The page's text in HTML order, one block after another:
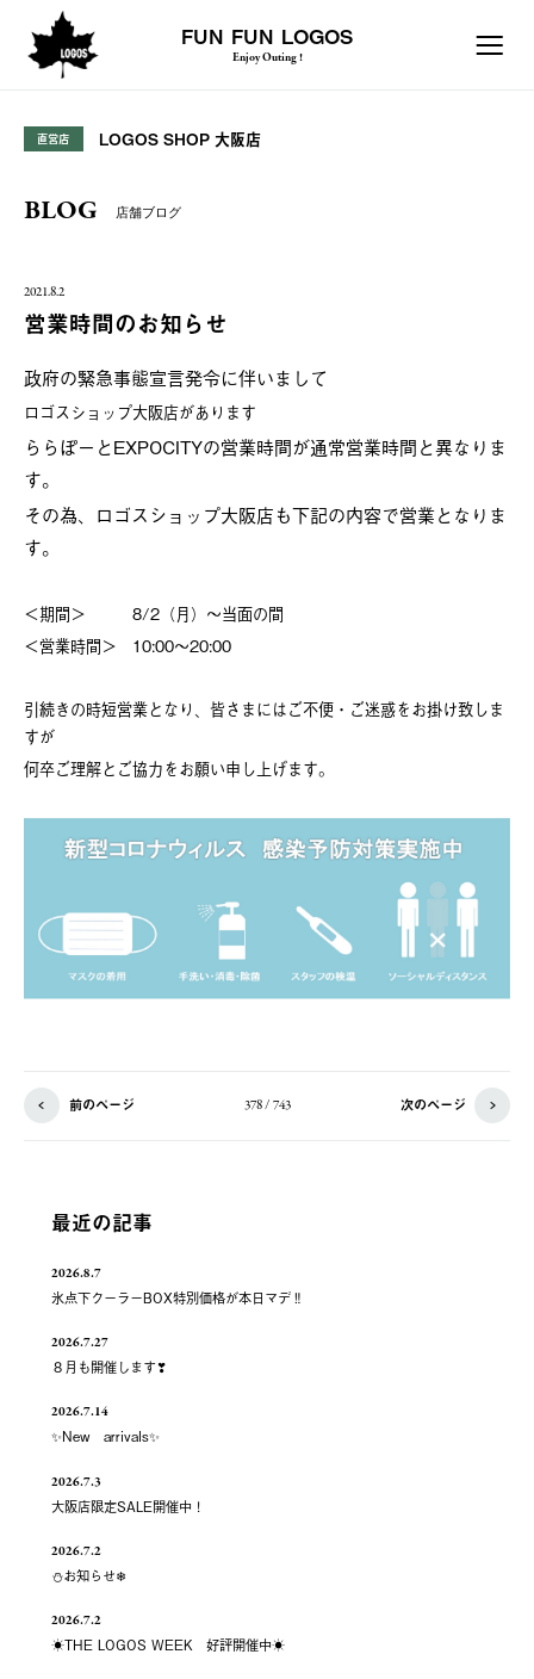
FUN FUN LOGOS
Enjoy Outing !
直営店 LOGOS SHOP 大阪店
BLOG 店舗ブログ
2021.8.2
営業時間のお知らせ
政府の緊急事態宣言発令に伴いまして
ロゴスショップ大阪店があります
ららぽーとEXPOCITYの営業時間が通常営業時間と異なりま
す。
その為、ロゴスショップ大阪店も下記の内容で営業となりま
す。
＜期間＞ 8/2（月）～当面の間
＜営業時間＞ 10:00～20:00
引続きの時短営業となり、皆さまにはご不便・ご迷惑をお掛け致しま
すが
何卒ご理解とご協力をお願い申し上げます。
前のページ 378 / 743 次のページ
最近の記事
2026.8.7
氷点下クーラーBOX特別価格が本日マデ‼
2026.7.27
８月も開催します❣
2026.7.14
✨New arrivals✨
2026.7.3
大阪店限定SALE開催中！
2026.7.2
⛄お知らせ❄
2026.7.2
☀️THE LOGOS WEEK 好評開催中☀️